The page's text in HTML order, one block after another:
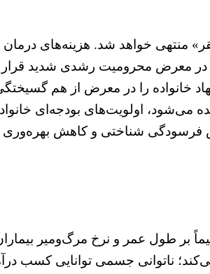
منتهی خواهد شد. هزینه‌های
در معرض محرومیت رشدی شدید
خانواده را در معرض از هم
می‌شود، اولویت‌های بودجه‌ای
فرسودگی شناختی و کاهش بهره‌وری
بر طول عمر و نرخ مرگ‌ومیر
ناتوانی جسمی توانایی کسب